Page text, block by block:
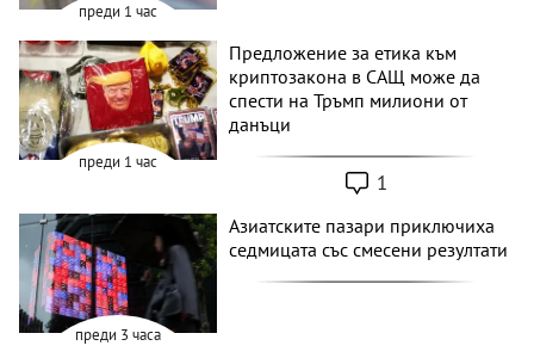
преди 1 час
преди 1 час
Предложение за етика към
криптозакона в САЩ може да
спести на Тръмп милиони от
данъци
1
преди 3 часа
Азиатските пазари приключиха
седмицата със смесени резултати